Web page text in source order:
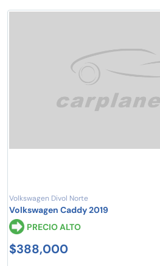
Volkswagen Divol Norte
Volkswagen Caddy 2019
PRECIO ALTO
$388,000